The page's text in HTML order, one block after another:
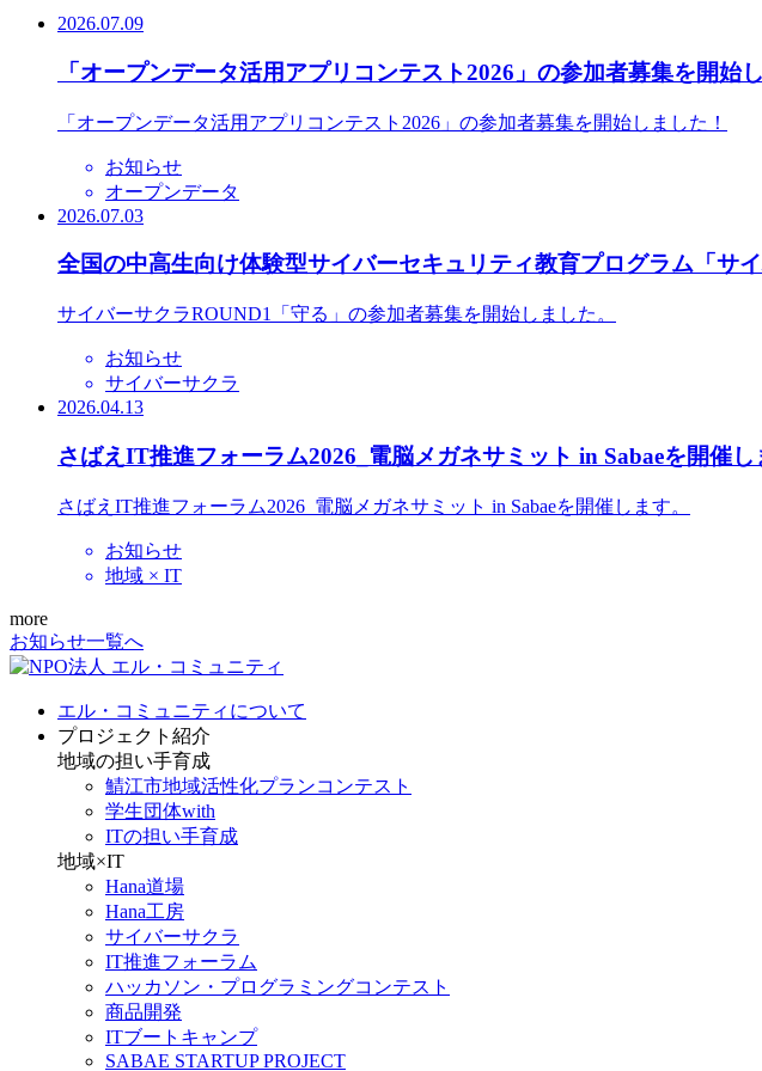
2026.07.09
「オープンデータ活用アプリコンテスト2026」の参加者募集を開始
「オープンデータ活用アプリコンテスト2026」の参加者募集を開始しました！
お知らせ
オープンデータ
2026.07.03
全国の中高生向け体験型サイバーセキュリティ教育プログラム「サ
サイバーサクラROUND1「守る」の参加者募集を開始しました。
お知らせ
サイバーサクラ
2026.04.13
さばえIT推進フォーラム2026_電脳メガネサミット in Sabaeを開催し
さばえIT推進フォーラム2026_電脳メガネサミット in Sabaeを開催します。
お知らせ
地域 × IT
more
お知らせ一覧へ
エル・コミュニティについて
プロジェクト紹介
地域の担い手育成
鯖江市地域活性化プランコンテスト
学生団体with
ITの担い手育成
地域×IT
Hana道場
Hana工房
サイバーサクラ
IT推進フォーラム
ハッカソン・プログラミングコンテスト
商品開発
ITブートキャンプ
SABAE STARTUP PROJECT